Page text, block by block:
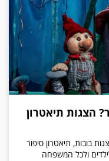
הצגות תיאטרון
הצגות בובות, תיאטרון סיפור
ולכל המשפחה